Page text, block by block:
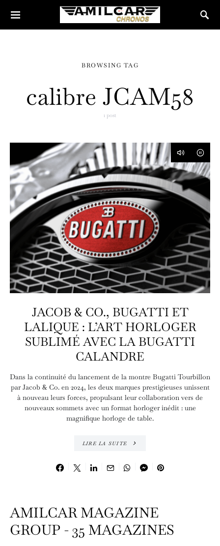
BROWSING TAG
calibre JCAM58
1 post
JACOB & CO., BUGATTI ET
LALIQUE : L’ART HORLOGER
SUBLIMÉ AVEC LA BUGATTI
CALANDRE
Dans la continuité du lancement de la montre Bugatti Tourbillon
par Jacob & Co. en 2024, les deux marques prestigieuses unissent
à nouveau leurs forces, propulsant leur collaboration vers de
nouveaux sommets avec un format horloger inédit : une
magnifique horloge de table.
LIRE LA SUITE
AMILCAR MAGAZINE
GROUP - 35 MAGAZINES